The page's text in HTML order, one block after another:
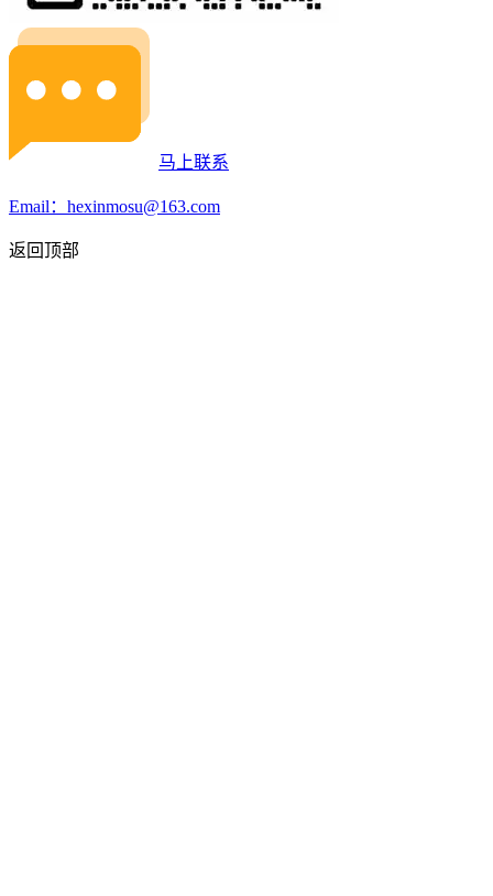
马上联系
Email：hexinmosu@163.com
返回顶部